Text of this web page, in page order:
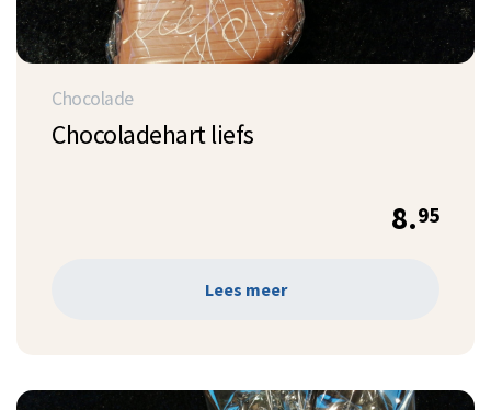
Chocolade
Chocoladehart liefs
8.95
Lees meer